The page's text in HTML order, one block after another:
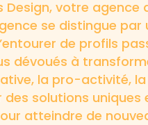
Design, votre
se distingue
de profils
dévoués à
la pro-activité,
solutions uniques
atteindre de